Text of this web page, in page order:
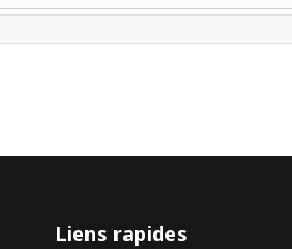
Liens rapides